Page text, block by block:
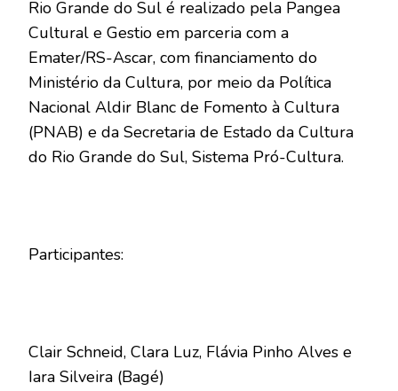
Rio Grande do Sul é realizado pela Pangea
Cultural e Gestio em parceria com a
Emater/RS-Ascar, com financiamento do
Ministério da Cultura, por meio da Política
Nacional Aldir Blanc de Fomento à Cultura
(PNAB) e da Secretaria de Estado da Cultura
do Rio Grande do Sul, Sistema Pró-Cultura.
Participantes:
Clair Schneid, Clara Luz, Flávia Pinho Alves e
Iara Silveira (Bagé)